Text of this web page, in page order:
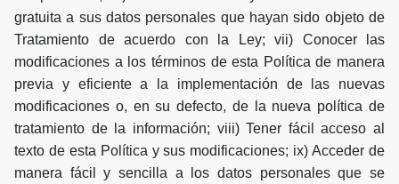
gratuita a sus datos personales que hayan sido objeto de
Tratamiento de acuerdo con la Ley; vii) Conocer las
modificaciones a los términos de esta Política de manera
previa y eficiente a la implementación de las nuevas
modificaciones o, en su defecto, de la nueva política de
tratamiento de la información; viii) Tener fácil acceso al
texto de esta Política y sus modificaciones; ix) Acceder de
manera fácil y sencilla a los datos personales que se